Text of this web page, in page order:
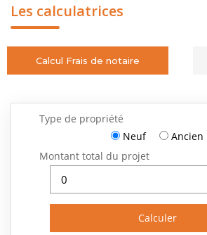
Les calculatrices
Calcul Frais de notaire